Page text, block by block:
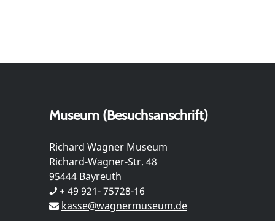
Museum (Besuchsanschrift)
Richard Wagner Museum
Richard-Wagner-Str. 48
95444 Bayreuth
+ 49 921- 75728-16
kasse@wagnermuseum.de